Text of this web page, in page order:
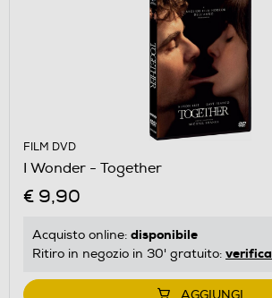
FILM DVD
I Wonder - Together
€ 9,90
Acquisto online: disponibile
Ritiro in negozio in 30' gratuito: verifica
AGGIUNGI